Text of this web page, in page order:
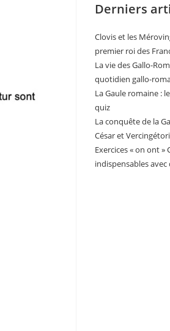
Derniers
Clovis et les
premier roi des
La vie des Gallo-
quotidien gallo-
La Gaule romaine :
quiz
La conquête de la
César et
Exercices « on ont »
indispensables